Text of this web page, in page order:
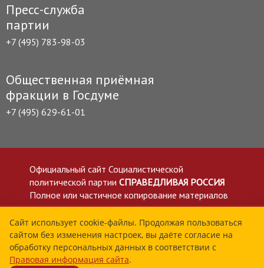
Пресс-служба
партии
+7 (495) 783-98-03
Общественная приёмная
фракции в Госдуме
+7 (495) 629-61-01
Официальный сайт Социалистической
политической партии СПРАВЕДЛИВАЯ РОССИЯ
Полное или частичное копирование материалов
приветствуется со ссылкой на сайт spravedlivo.ru
Политика в отношении обработки персональных
данных
Все материалы сайта spravedlivo.ru доступны по
лицензии Creative Commons Attribution 4.0 International
Сайт использует cookie-файлы. Продолжая пользоваться
сайтом без изменения настроек, вы даёте согласие на
обработку персональных данных в соответствии с
Правовая информация сайта.